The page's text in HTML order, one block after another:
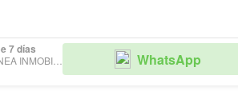
7 días
ALINEA INMOBILIARIA WhatsApp